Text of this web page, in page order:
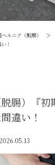
ヘルニア（脱腸） >
！
腸）『初
違い！
2026.05.13